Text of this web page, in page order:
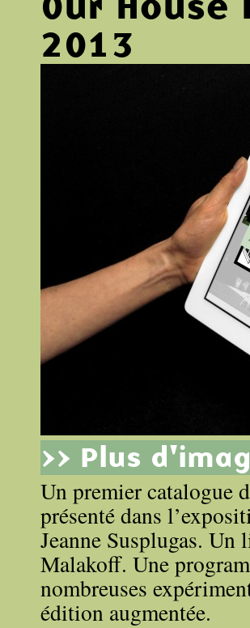
2013
>> Plus
Un premier catalogue
présenté dans
Jeanne Susplugas.
Malakoff. Une
nombreuses
édition augmentée.